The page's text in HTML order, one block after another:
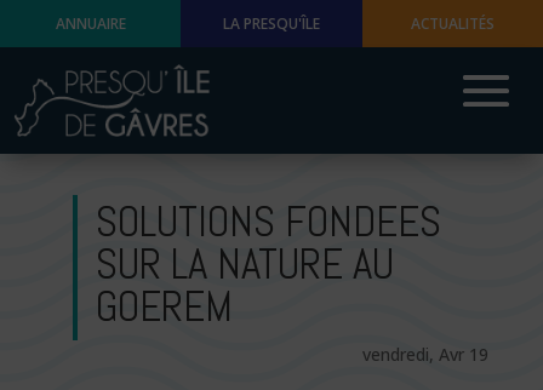
ANNUAIRE LA PRESQU'ÎLE ACTUALITÉS
SOLUTIONS FONDEES
SUR LA NATURE AU
GOEREM
vendredi, Avr 19